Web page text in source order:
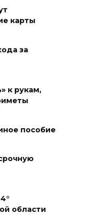
Чехова
карты
за
к рукам,
пособие
области